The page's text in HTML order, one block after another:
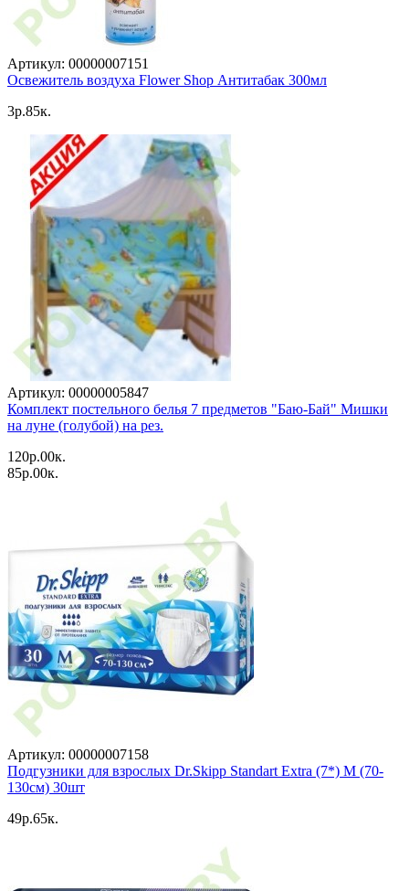
Артикул: 00000007151
Освежитель воздуха Flower Shop Антитабак 300мл
3p.85к.
Артикул: 00000005847
Комплект постельного белья 7 предметов "Баю-Бай" Мишки
на луне (голубой) на рез.
120p.00к.
85p.00к.
Артикул: 00000007158
Подгузники для взрослых Dr.Skipp Standart Extra (7*) M (70-
130см) 30шт
49p.65к.